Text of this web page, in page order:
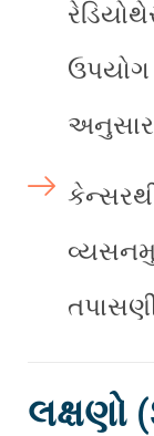
ઉપયોગ
લક્ષણો